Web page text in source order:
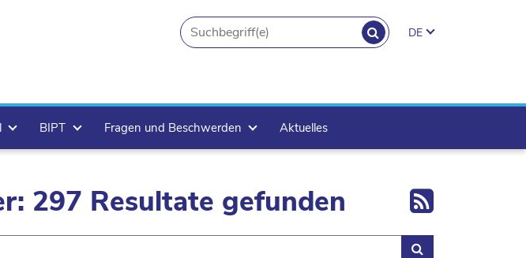
SUCHEN
search.button
DE
BIPT Fragen und Beschwerden Aktuelles
297 Resultate gefunden Export